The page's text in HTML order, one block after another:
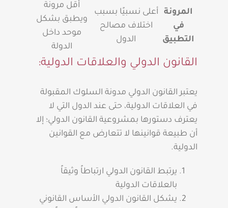
المرونة
في
التطبيق
أعلى نسبيًا بسبب
اختلاف مصالح
الدول
أقل مرونة
ويطبق بشكل
موحد داخل
الدولة
القانون الدولي والعلاقات الدولية:
يعتبر القانون الدولي مدونة السلوك المقبولة
في العلاقات الدولية، حتى عند الدول التي لا
يعترف دستورها بمشروعية القانون الدولي؛ إلا
أن طبيعة قوانينها لا تتعارض مع القوانين
الدولية.
يرتبط القانون الدولي ارتباطاً وثيقاً
بالعلاقات الدولية
يشكل القانون الدولي الأساس القانوني